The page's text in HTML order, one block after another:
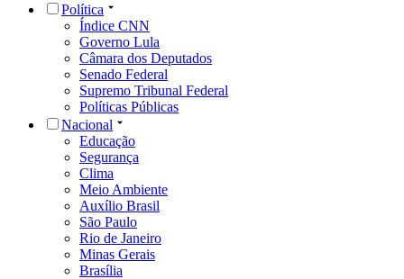
Política
Índice CNN
Governo Lula
Câmara dos Deputados
Senado Federal
Supremo Tribunal Federal
Políticas Públicas
Nacional
Educação
Segurança
Clima
Meio Ambiente
Auxílio Brasil
São Paulo
Rio de Janeiro
Minas Gerais
Brasília